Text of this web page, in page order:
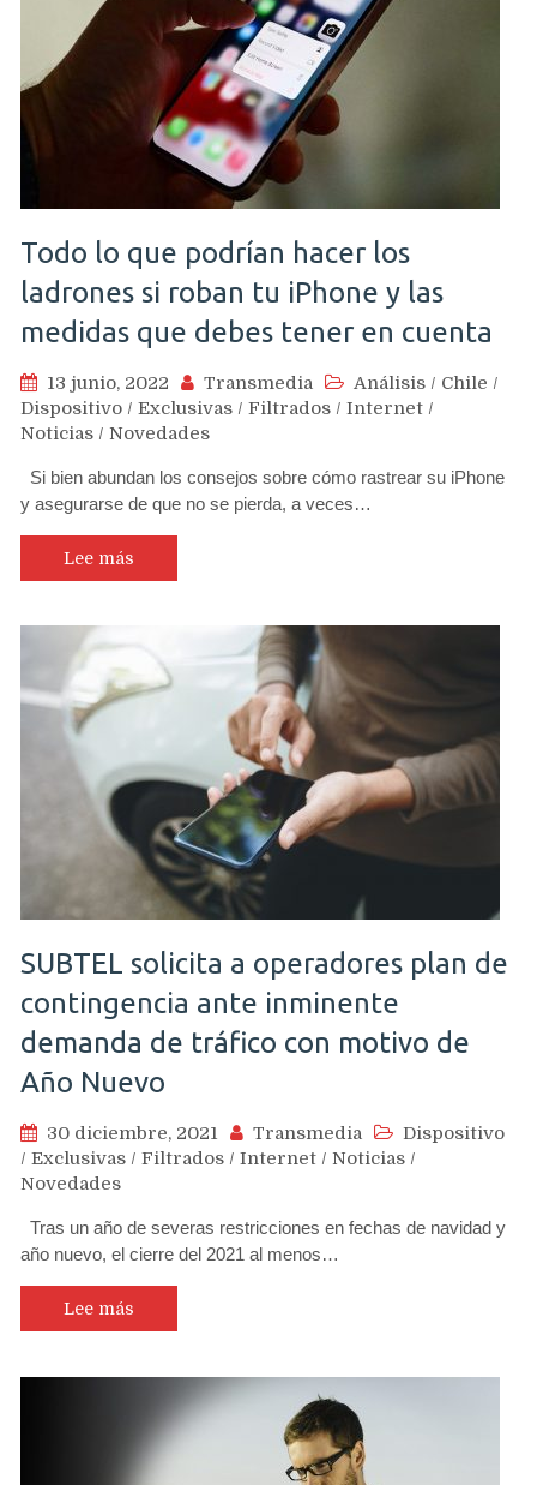
Todo lo que podrían hacer los
ladrones si roban tu iPhone y las
medidas que debes tener en cuenta
13 junio, 2022 Transmedia Análisis / Chile /
Dispositivo / Exclusivas / Filtrados / Internet /
Noticias / Novedades
Si bien abundan los consejos sobre cómo rastrear su iPhone
y asegurarse de que no se pierda, a veces…
Lee más
SUBTEL solicita a operadores plan de
contingencia ante inminente
demanda de tráfico con motivo de
Año Nuevo
30 diciembre, 2021 Transmedia
Dispositivo
/ Exclusivas / Filtrados / Internet / Noticias /
Novedades
Tras un año de severas restricciones en fechas de navidad y
año nuevo, el cierre del 2021 al menos…
Lee más